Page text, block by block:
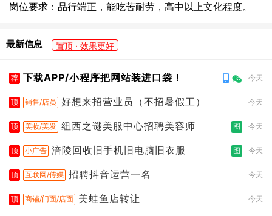
岗位要求：品行端正，能吃苦耐劳，高中以上文化程度。
最新信息 置顶 · 效果更好
荐 下载APP/小程序把网站装进口袋！ 今天
顶 销售/店员 好想来招营业员（不招暑假工） 今天
顶 美妆/美发 纽西之谜美服中心招聘美容师 图 今天
顶 小广告 涪陵回收旧手机旧电脑旧衣服 图 今天
顶 互联网/传媒 招聘抖音运营一名 今天
顶 商铺/门面/店面 美蛙鱼店转让 今天